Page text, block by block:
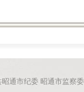
通市纪委 昭通市监察